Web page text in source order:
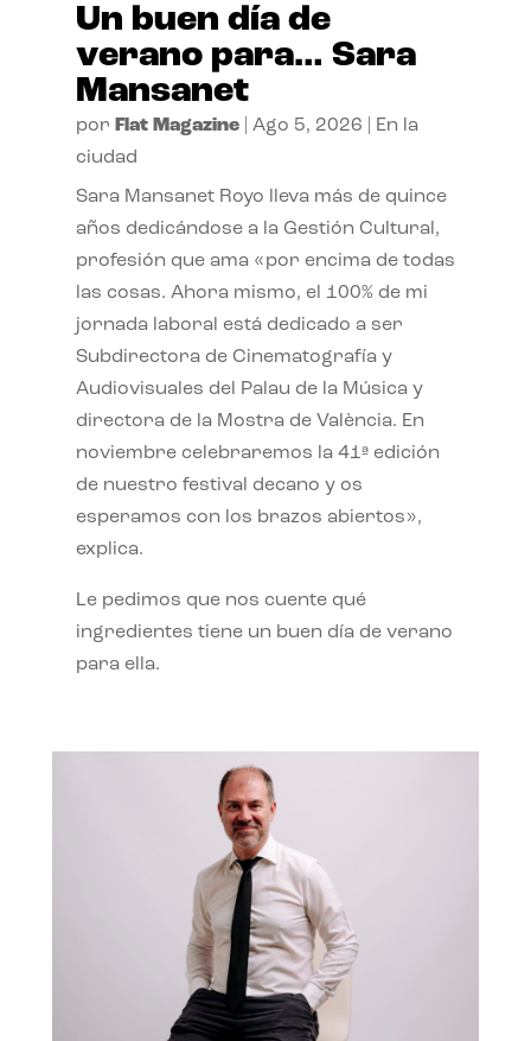
Un buen día de
verano para… Sara
Mansanet
por Flat Magazine| Ago 5, 2026
En la
ciudad
Sara Mansanet Royo lleva más de quince
años dedicándose a la Gestión Cultural,
profesión que ama «por encima de todas
las cosas. Ahora mismo, el 100% de mi
jornada laboral está dedicado a ser
Subdirectora de Cinematografía y
Audiovisuales del Palau de la Música y
directora de la Mostra de València. En
noviembre celebraremos la 41ª edición
de nuestro festival decano y os
esperamos con los brazos abiertos»,
explica.
Le pedimos que nos cuente qué
ingredientes tiene un buen día de verano
para ella.